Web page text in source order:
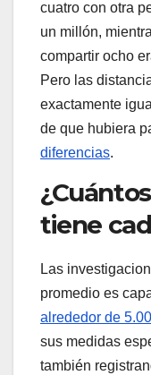
cuatro con otra
un millón,
compartir ocho
Pero las
exactamente
de que hubiera
diferencias.
tiene
Las
promedio es
alrededor de
sus medidas
también